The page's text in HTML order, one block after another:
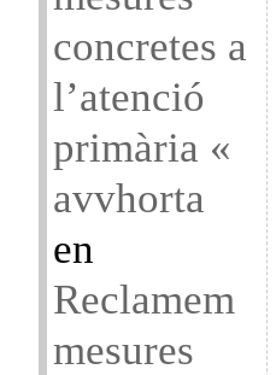
concretes a
l’atenció
primària «
avvhorta
en
Reclamem
mesures